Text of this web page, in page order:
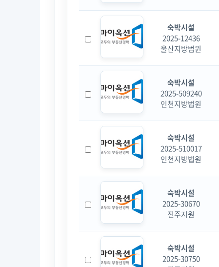
숙박시설
2025-12436
울산지방법원
숙박시설
2025-509240
인천지방법원
숙박시설
2025-510017
인천지방법원
숙박시설
2025-30670
진주지원
숙박시설
2025-30750